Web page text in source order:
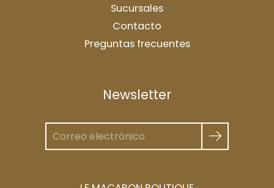
Sucursales
Contacto
Preguntas frecuentes
Newsletter